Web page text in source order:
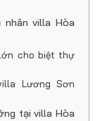
villa Hòa
cho biệt thự
Lương Sơn
tại villa Hòa